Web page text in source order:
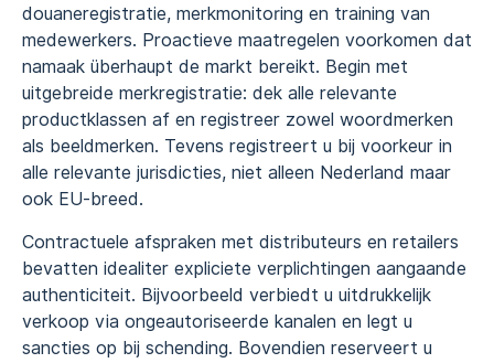
douaneregistratie, merkmonitoring en training van
medewerkers. Proactieve maatregelen voorkomen dat
namaak überhaupt de markt bereikt. Begin met
uitgebreide merkregistratie: dek alle relevante
productklassen af en registreer zowel woordmerken
als beeldmerken. Tevens registreert u bij voorkeur in
alle relevante jurisdicties, niet alleen Nederland maar
ook EU-breed.
Contractuele afspraken met distributeurs en retailers
bevatten idealiter expliciete verplichtingen aangaande
authenticiteit. Bijvoorbeeld verbiedt u uitdrukkelijk
verkoop via ongeautoriseerde kanalen en legt u
sancties op bij schending. Bovendien reserveert u